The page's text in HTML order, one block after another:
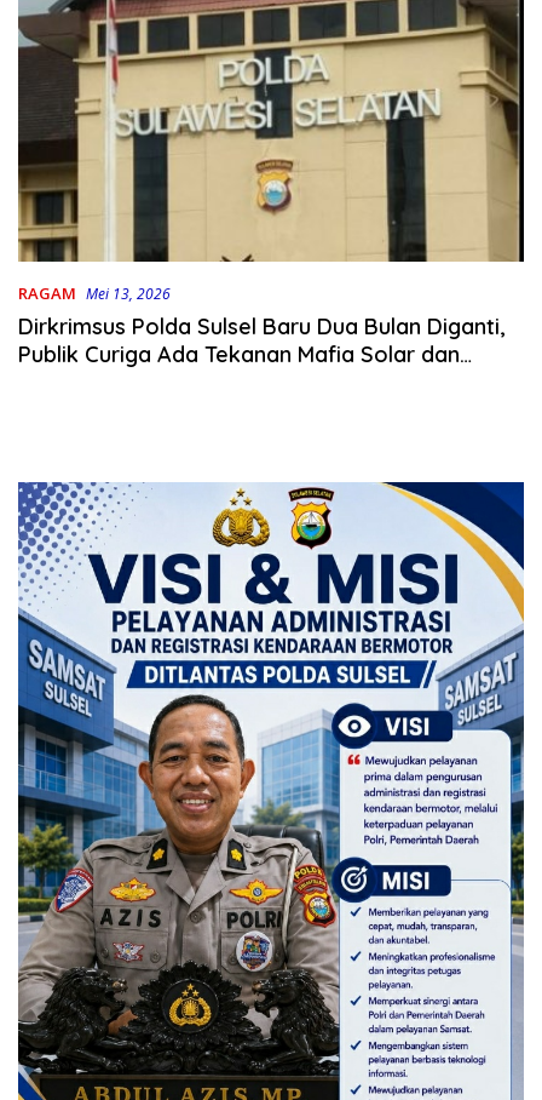
RAGAM Mei 13, 2026
Dirkrimsus Polda Sulsel Baru Dua Bulan Diganti,
Publik Curiga Ada Tekanan Mafia Solar dan